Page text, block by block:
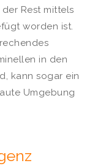
Rest mittels
worden ist.
in den
kann sogar ein
Umgebung